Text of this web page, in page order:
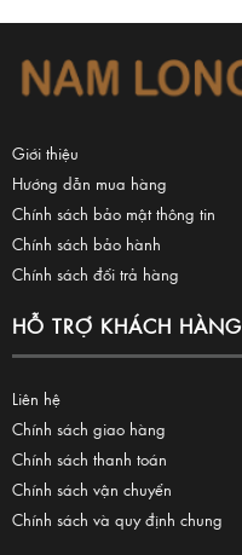
Giới thiệu
Hướng dẫn mua hàng
Chính sách bảo mật thông tin
Chính sách bảo hành
Chính sách đổi trả hàng
HỖ TRỢ KHÁCH HÀNG
Liên hệ
Chính sách giao hàng
Chính sách thanh toán
Chính sách vận chuyển
Chính sách và quy định chung